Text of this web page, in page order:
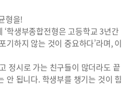
형을!
‘학생부종합전형은 고등학교 3년간
기하지 않는 것이 중요하다’라며, 이
정시로 가는 친구들이 많더라도 끝
안 됩니다. 학생부를 챙기는 것이 힘